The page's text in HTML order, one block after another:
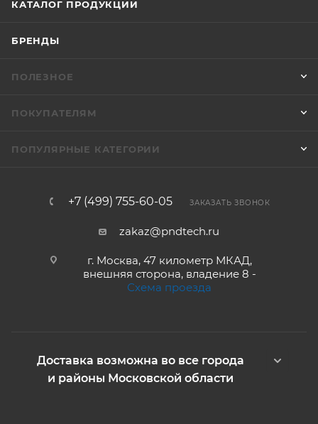
КАТАЛОГ ПРОДУКЦИИ
БРЕНДЫ
ПОЛЕЗНОЕ
ПОКУПАТЕЛЯМ
ПОПУЛЯРНЫЕ КАТЕГОРИИ
+7 (499) 755-60-05 ЗАКАЗАТЬ ЗВОНОК
zakaz@pndtech.ru
г. Москва, 47 километр МКАД,
внешняя сторона, владение 8 -
Схема проезда
Доставка возможна во все города
и районы Московской области